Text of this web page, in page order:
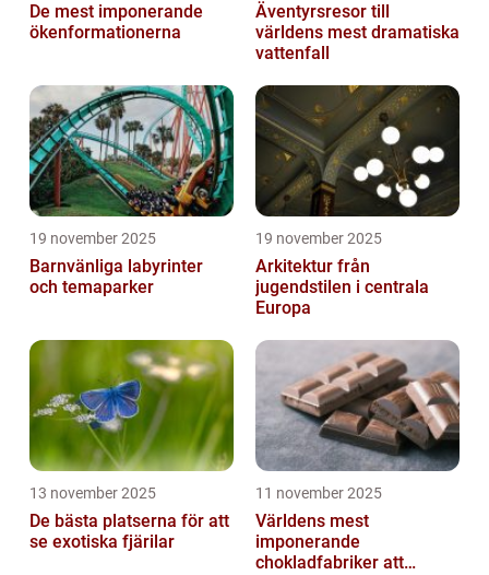
De mest imponerande
ökenformationerna
Äventyrsresor till
världens mest dramatiska
vattenfall
19 november 2025
Barnvänliga labyrinter
och temaparker
19 november 2025
Arkitektur från
jugendstilen i centrala
Europa
13 november 2025
De bästa platserna för att
se exotiska fjärilar
11 november 2025
Världens mest
imponerande
chokladfabriker att